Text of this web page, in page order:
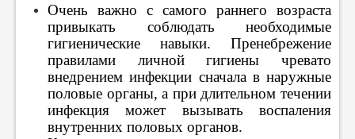
Очень важно с самого раннего возраста
привыкать соблюдать необходимые
гигиенические навыки. Пренебрежение
правилами личной гигиены чревато
внедрением инфекции сначала в наружные
половые органы, а при длительном течении
инфекция может вызывать воспаления
внутренних половых органов.